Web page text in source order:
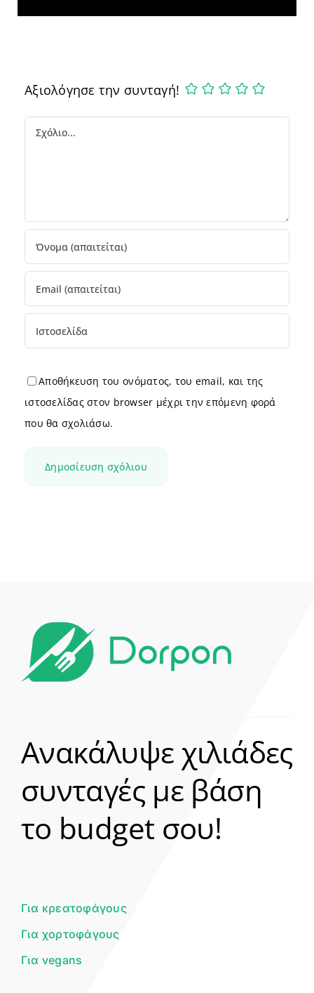
Αξιολόγησε την συνταγή!
Comment
Αποθήκευση του ονόματος, του email, και της
ιστοσελίδας στον browser μέχρι την επόμενη φορά
που θα σχολιάσω.
Ανακάλυψε χιλιάδες
συνταγές με βάση
το budget σου!
Για κρεατοφάγους
Για χορτοφάγους
Για vegans